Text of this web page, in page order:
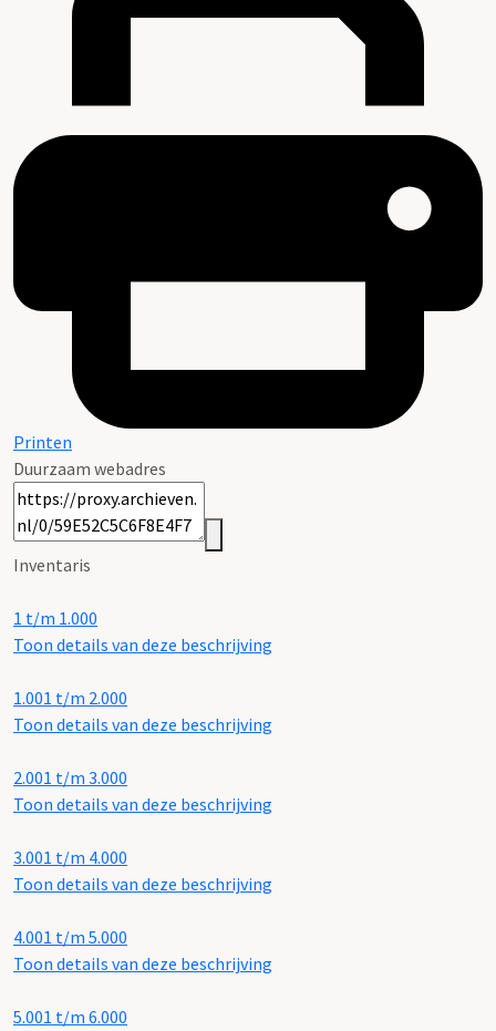
Printen
Duurzaam webadres
Inventaris
1 t/m 1.000
Toon details van deze beschrijving
1.001 t/m 2.000
Toon details van deze beschrijving
2.001 t/m 3.000
Toon details van deze beschrijving
3.001 t/m 4.000
Toon details van deze beschrijving
4.001 t/m 5.000
Toon details van deze beschrijving
5.001 t/m 6.000